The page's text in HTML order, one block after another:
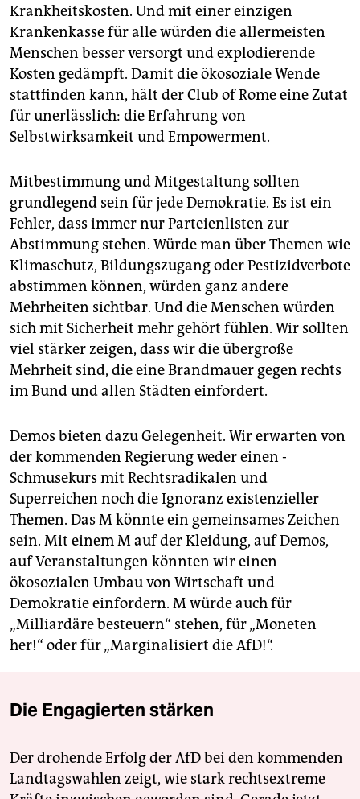
Krankheitskosten. Und mit einer einzigen
Krankenkasse für alle würden die allermeisten
Menschen besser versorgt und explodierende
Kosten gedämpft. Damit die ökosoziale Wende
stattfinden kann, hält der Club of Rome eine Zutat
für unerlässlich: die Erfahrung von
Selbstwirksamkeit und ­Empowerment.
Mitbestimmung und Mitgestaltung sollten
grundlegend sein für jede Demokratie. Es ist ein
Fehler, dass immer nur Parteienlisten zur
Abstimmung stehen. Würde man über Themen wie
Klimaschutz, Bildungszugang oder Pestizidverbote
abstimmen können, würden ganz andere
Mehrheiten sichtbar. Und die Menschen würden
sich mit Sicherheit mehr gehört fühlen. Wir sollten
viel stärker zeigen, dass wir die übergroße
Mehrheit sind, die eine Brandmauer gegen rechts
im Bund und allen Städten einfordert.
Demos bieten dazu Gelegenheit. Wir erwarten von
der kommenden Regierung weder einen ­
Schmusekurs mit Rechtsradikalen und
Superreichen noch die Ignoranz existenzieller
Themen. Das M könnte ein gemeinsames Zeichen
sein. Mit einem M auf der Kleidung, auf Demos,
auf Veranstaltungen könnten wir einen
ökosozialen Umbau von Wirtschaft und
Demokratie einfordern. M würde auch für
„Milliardäre besteuern“ stehen, für „Moneten
her!“ oder für „Marginalisiert die AfD!“.
Die Engagierten stärken
Der drohende Erfolg der AfD bei den kommenden
Landtagswahlen zeigt, wie stark rechtsextreme